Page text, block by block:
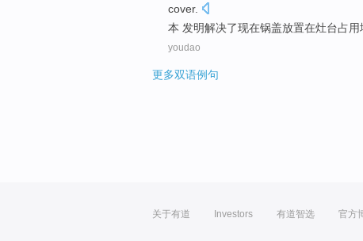
cover.
本 发明解决了现在锅盖放置在灶台占用
youdao
更多双语例句
关于有道 Investors 有道智选 官方